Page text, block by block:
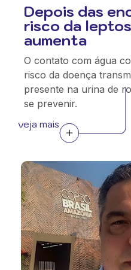
Depois das
risco da
aumenta
O contato com água
risco da doença
presente na urina de
se prevenir.
veja mais